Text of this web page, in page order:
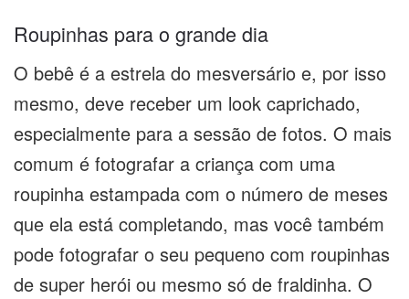
Roupinhas para o grande dia
O bebê é a estrela do mesversário e, por isso
mesmo, deve receber um look caprichado,
especialmente para a sessão de fotos. O mais
comum é fotografar a criança com uma
roupinha estampada com o número de meses
que ela está completando, mas você também
pode fotografar o seu pequeno com roupinhas
de super herói ou mesmo só de fraldinha. O